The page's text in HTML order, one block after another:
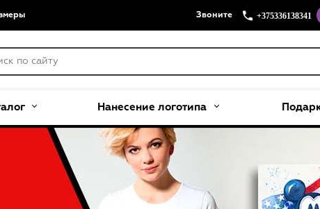
Звоните +375336138341
Нанесение логотипа